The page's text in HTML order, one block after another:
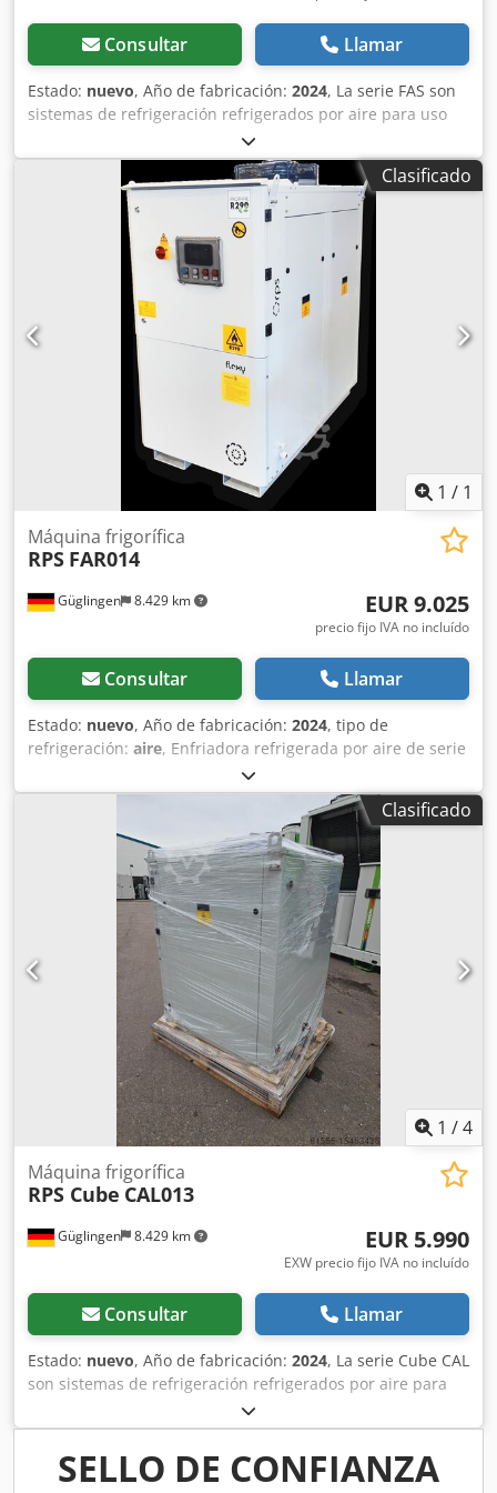
Consultar Llamar
Estado: nuevo, Año de fabricación: 2024, La serie FAS son
sistemas de refrigeración refrigerados por aire para uso
industrial. Se instalan en el exterior. El equipamiento del
FAS 064 es el siguiente: Crodpfx Aksr D R Uberjf depósito
interno cerrado, así como una bomba de 3 bar y
compresores scroll, paquete de invierno hasta -10°C, El
evaporador es un haz de tubos instalado en el depósito
interno. El refrigerante utilizado es R454B Capacidad de
refrigeración a 12/7°C y 35°C de temperatura ambiente
Clasificado
1 / 1
Güglingen 8.429 km
Máquina frigorífica
RPS FAR014
EUR 9.025
precio fijo IVA no incluído
Consultar Llamar
Estado: nuevo, Año de fabricación: 2024, tipo de
refrigeración: aire, Enfriadora refrigerada por aire de serie
que incluye bomba interna, depósito, paquete de invierno
hasta una temperatura ambiente de -10°C sensor de gas y
ventilador ATEX dentro del sistema de refrigeración.
Potencia frigorífica de 9,57 kW a 7/12 °C y 35 °C de
temperatura ambiente. Nuestra serie pequeña de propano
está disponible desde 9,57 hasta 66 kW. Credpet Twtfofx
Akref Todos los sistemas pueden personalizarse para
adaptarse al proceso.
Clasificado
1 /4
Güglingen 8.429 km
Máquina frigorífica
RPS Cube CAL013
EUR 5.990
EXW precio fijo IVA no incluído
Consultar Llamar
Estado: nuevo, Año de fabricación: 2024, La serie Cube CAL
son sistemas de refrigeración refrigerados por aire para
uso industrial. Se instalan en exteriores, pero también
pueden instalarse en interiores gracias al refrigerante no
inflamable R513A. El Cube CAL 013 tiene un depósito
interno, una bomba P3 interna y un evaporador coaxial. Su
SELLO DE CONFIANZA